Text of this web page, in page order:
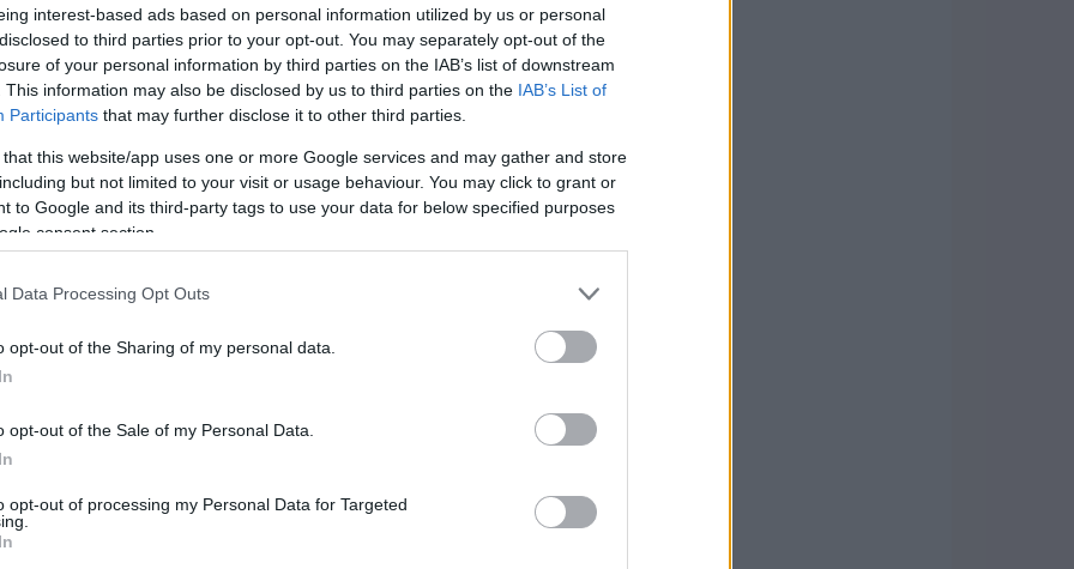
interest-based ads based on personal information utilized by us or personal
to third parties prior to your opt-out. You may separately opt-out of the
of your personal information by third parties on the IAB’s list of downstream
This information may also be disclosed by us to third parties on the IAB’s List of
Participants that may further disclose it to other third parties.
that this website/app uses one or more Google services and may gather and store
but not limited to your visit or usage behaviour. You may click to grant or
to Google and its third-party tags to use your data for below specified purposes
consent section.
Data Processing Opt Outs
opt-out of the Sharing of my personal data.
opt-out of the Sale of my Personal Data.
opt-out of processing my Personal Data for Targeted
le Regioni, la proposta ha incontrato
netta della categoria medica, spingendo